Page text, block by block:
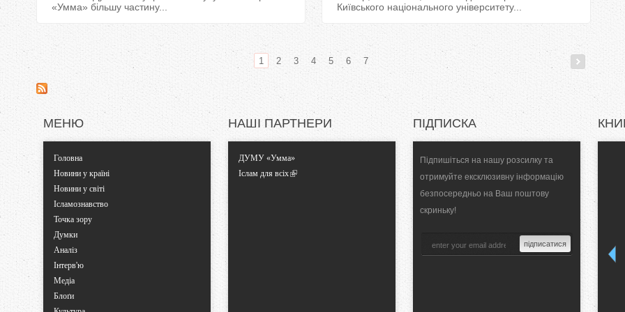
«Умма» більшу частину...
Київського національного університету...
С
о
и
1 2 3 4 5 6 7
МЕНЮ
Головна
Новини у країні
Новини у світі
Ісламознавство
Точка зору
Думки
Аналіз
Інтерв'ю
Медіа
Блоґи
НАШІ ПАРТНЕРИ
ДУМУ «Умма»
Іслам для всіх
ПІДПИСКА
Підпишіться на нашу розсилку та
отримуйте ексклюзивну інформацію
безпосередньо на Ваш поштову
скриньку!